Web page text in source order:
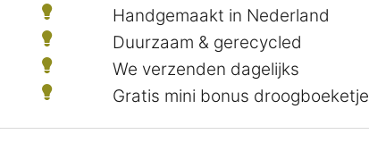
Handgemaakt in Nederland
Duurzaam & gerecycled
We verzenden dagelijks
Gratis mini bonus droogboeketje